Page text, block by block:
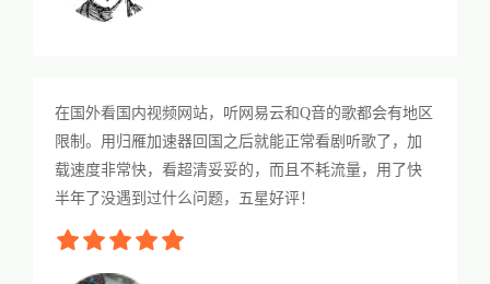
在国外看国内视频网站，听网易云和Q音的歌都会有地区
限制。用归雁加速器回国之后就能正常看剧听歌了，加
载速度非常快，看超清妥妥的，而且不耗流量，用了快
半年了没遇到过什么问题，五星好评！